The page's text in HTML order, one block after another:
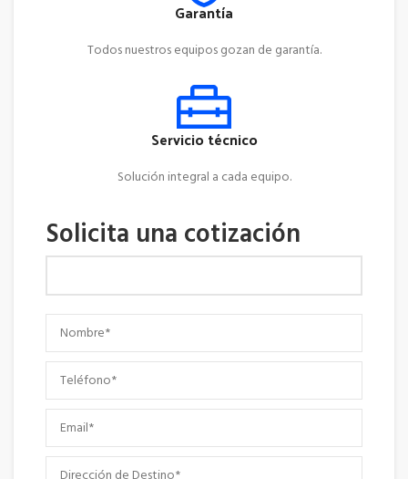
Garantía
Todos nuestros equipos gozan de garantía.
Servicio técnico
Solución integral a cada equipo.
Solicita una cotización